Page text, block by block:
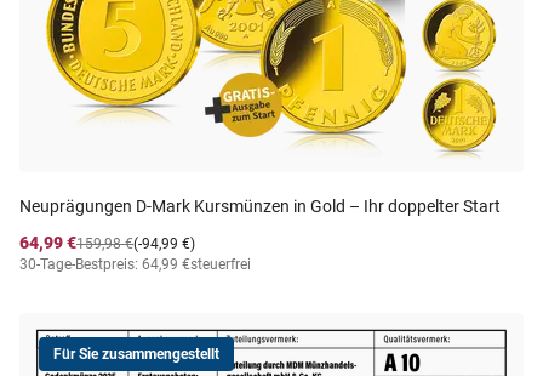
Neuprägungen D-Mark Kursmünzen in Gold – Ihr doppelter Start
64,99 €
(-94,99 €)
159,98 €
30-Tage-Bestpreis: 64,99 €steuerfrei
Für Sie zusammengestellt